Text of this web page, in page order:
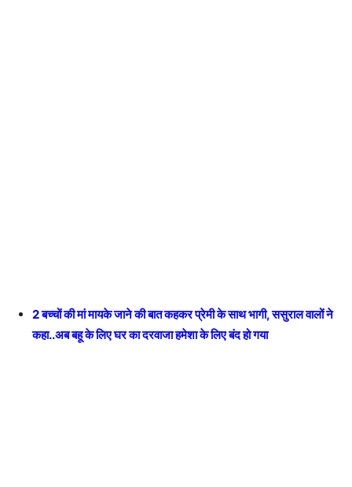
2 बच्चों की मां मायके जाने की बात कहकर प्रेमी के साथ भागी, ससुराल वालों ने
कहा..अब बहू के लिए घर का दरवाजा हमेशा के लिए बंद हो गया